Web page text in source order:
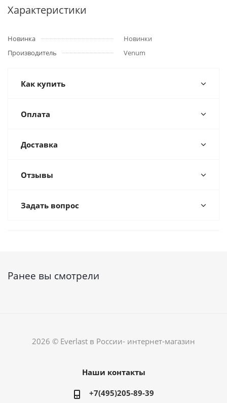
Характеристики
Новинка
Новинки
Производитель
Venum
Как купить
Оплата
Доставка
Отзывы
Задать вопрос
Ранее вы смотрели
2026 © Everlast в России- интернет-магазин
Наши контакты
+7(495)205-89-39